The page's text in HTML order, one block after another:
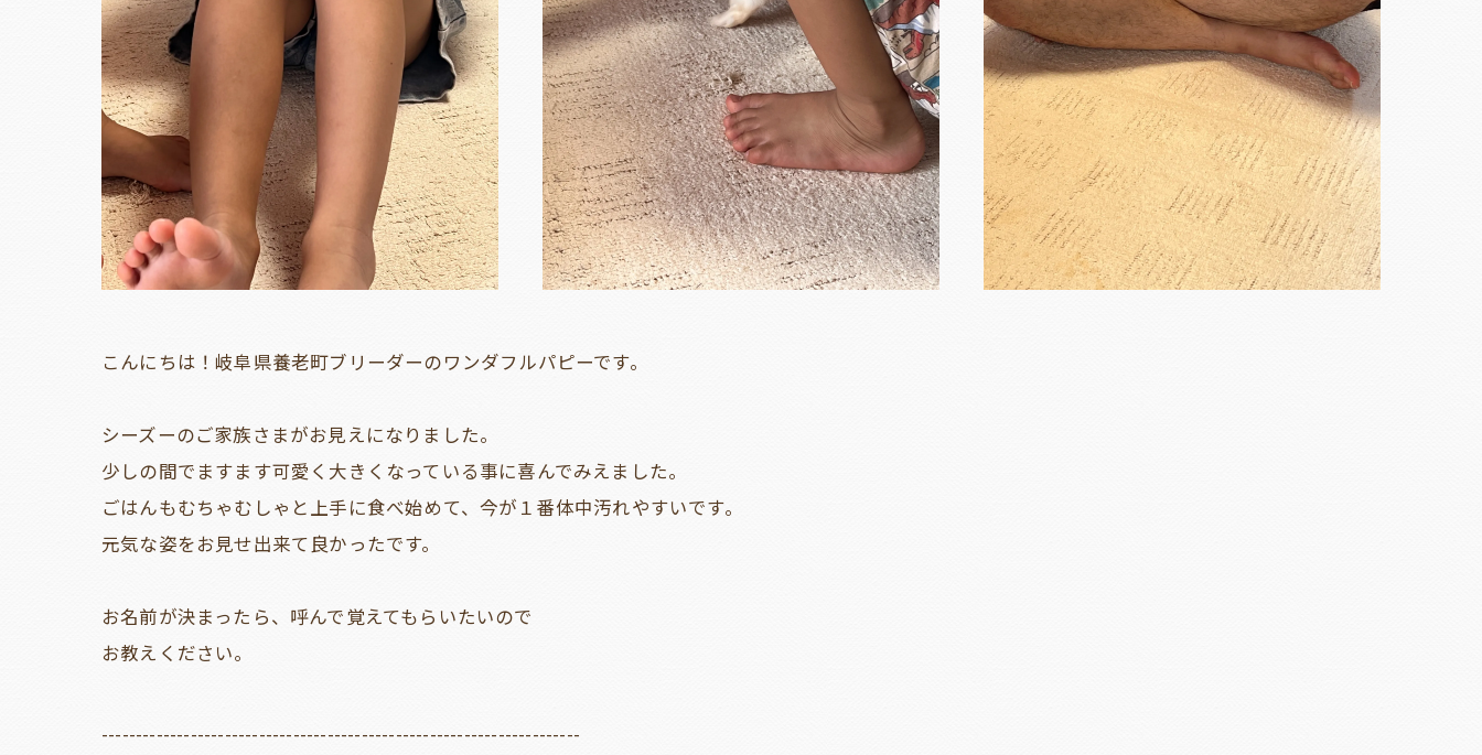
こんにちは！岐阜県養老町ブリーダーのワンダフルパピーです。
シーズーのご家族さまがお見えになりました。
少しの間でますます可愛く大きくなっている事に喜んでみえました。
ごはんもむちゃむしゃと上手に食べ始めて、今が１番体中汚れやすいです。
元気な姿をお見せ出来て良かったです。
お名前が決まったら、呼んで覚えてもらいたいので
お教えください。
----------------------------------------------------------------------